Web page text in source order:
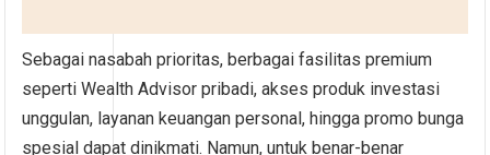
Sebagai nasabah prioritas, berbagai fasilitas premium
seperti Wealth Advisor pribadi, akses produk investasi
unggulan, layanan keuangan personal, hingga promo bunga
spesial dapat dinikmati. Namun, untuk benar-benar